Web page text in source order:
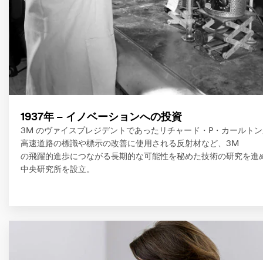
1937年 – イノベーションへの投資
3M のヴァイスプレジデントであったリチャード・P・カールト
高速道路の標識や標示の改善に使用される反射材など、3M
の飛躍的進歩につながる長期的な可能性を秘めた技術の研究を進
中央研究所を設立。